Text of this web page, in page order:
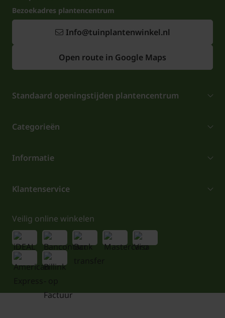
Bezoekadres plantencentrum
Info@tuinplantenwinkel.nl
Open route in Google Maps
Standaard openingstijden plantencentrum
Categorieën
Informatie
Klantenservice
Veilig online winkelen